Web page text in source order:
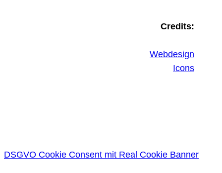
Credits:
Webdesign
Icons
DSGVO Cookie Consent mit Real Cookie Banner